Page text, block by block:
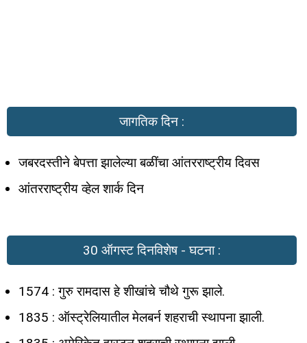
जागतिक दिन :
जबरदस्तीने बेपत्ता झालेल्या बळींचा आंतरराष्ट्रीय दिवस
आंतरराष्ट्रीय व्हेल शार्क दिन
30 ऑगस्ट दिनविशेष - घटना :
1574 : गुरु रामदास हे शीखांचे चौथे गुरू झाले.
1835 : ऑस्ट्रेलियातील मेलबर्न शहराची स्थापना झाली.